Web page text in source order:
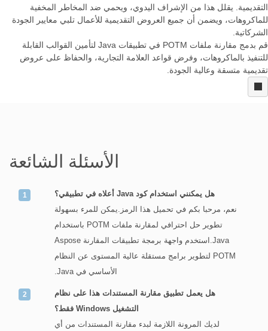
التقديمية. يقلل هذا من الإشراف اليدوي، ويحمي ضد المخاطر المخفية
للماكروهات، ويضمن أن جميع العروض التقديمية للأعمال تلبي معايير الجودة
الشركاتية.
قم بدمج مقارنة ملفات POTM في تطبيقات Java لتأمين القوالب القابلة
للتنفيذ بالماكروهات، وفرض قواعد العلامة التجارية، والحفاظ على عروض
تقديمية متسقة وعالية الجودة.
الأسئلة الشائعة
هل يمكنني استخدام كود Java أعلاه في تطبيقي؟
نعم، مرحبا بكم في تحميل هذا الرمز.يمكن للمرء بسهولة
تطوير حل احترافي لمقارنة ملفات POTM باستخدام
Java.استخدم واجهة برمجة تطبيقات المقارنة Aspose
POTM لتطوير برامج مستقلة عالية المستوى عن النظام
الأساسي في Java.
هل يعمل تطبيق مقارنة المستندات هذا على نظام
التشغيل Windows فقط؟
لديك المرونة اللازمة لبدء مقارنة المستندات من أي